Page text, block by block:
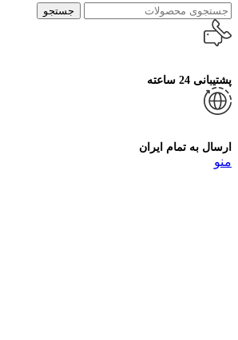
جستجو
پشتیبانی 24 ساعته
ارسال به تمام ایران
منو